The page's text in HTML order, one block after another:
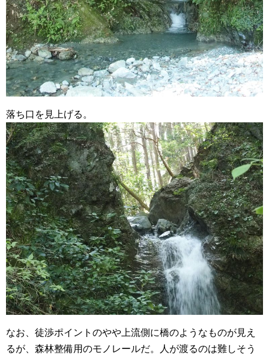
落ち口を見上げる。
なお、徒渉ポイントのやや上流側に橋のようなものが見え
るが、森林整備用のモノレールだ。人が渡るのは難しそう